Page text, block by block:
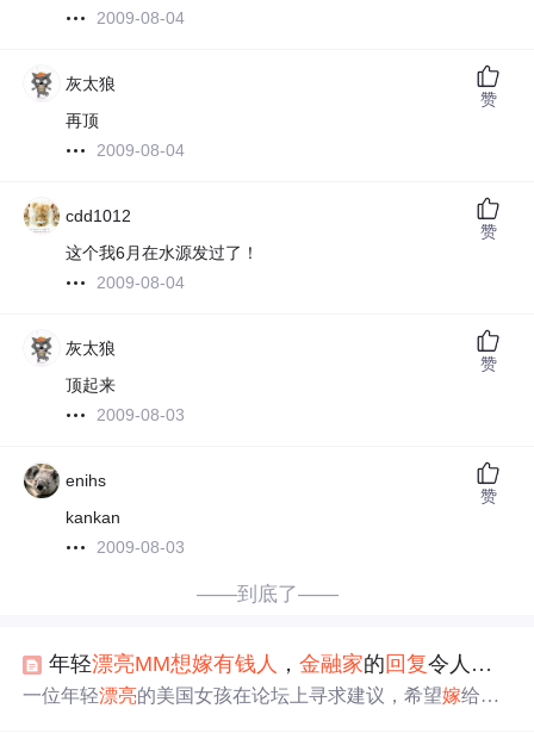
2009-08-04
灰太狼
再顶
2009-08-04
赞
cdd1012
这个我6月在水源发过了！
2009-08-04
赞
灰太狼
顶起来
2009-08-03
赞
enihs
kankan
2009-08-03
赞
——到底了——
年轻漂亮MM想嫁有钱人 ，金融家的 回复令人拍案叫绝 ZT
一位年轻漂亮的美国女孩在论坛上寻求建议，希望嫁给年